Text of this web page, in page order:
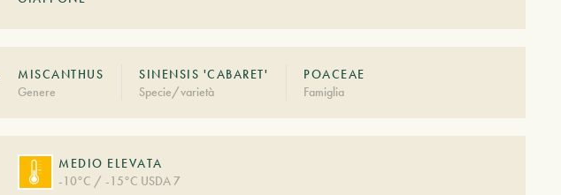
MISCANTHUS
Genere
SINENSIS 'CABARET'
Specie/varietà
POACEAE
Famiglia
MEDIO ELEVATA
-10°C / -15°C USDA 7